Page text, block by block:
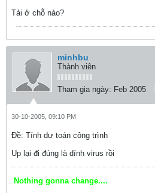
Tải ở chỗ nào?
minhbu
Thành viên
Tham gia ngày: Feb 2005
30-10-2005, 09:10 PM
Ðề: Tính dự toán công trình
Up lại đi đúng là dính virus rồi
Nothing gonna change....